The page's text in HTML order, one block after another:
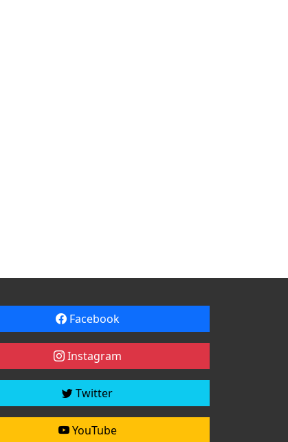
Facebook
Instagram
Twitter
YouTube